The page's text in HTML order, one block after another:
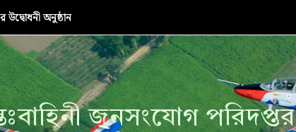
উদ্বোধনী অনুষ্ঠান
জনসংযোগ পরিদপ্তর